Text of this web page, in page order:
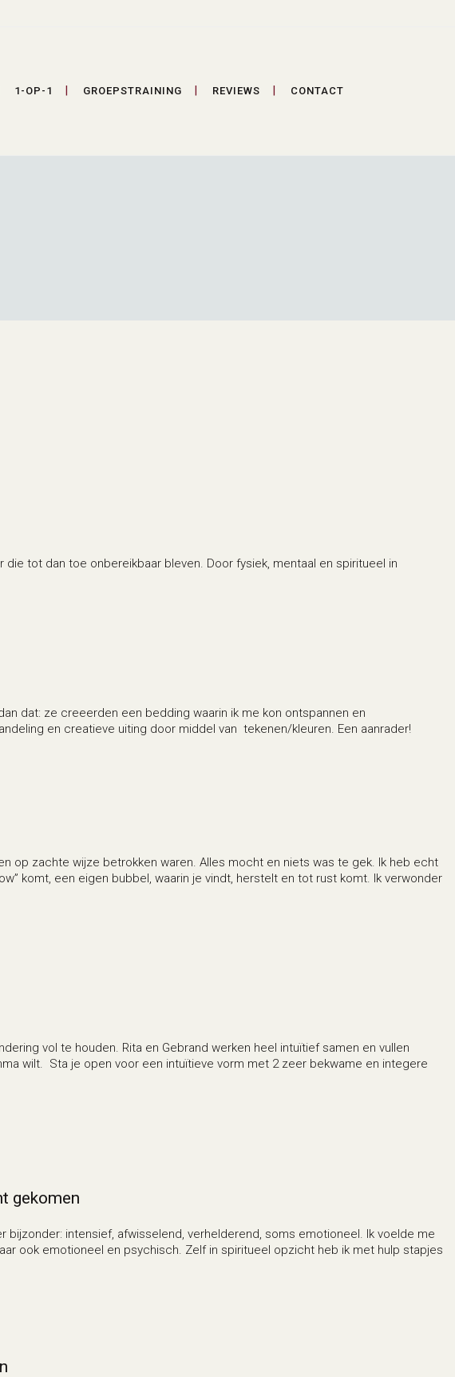
1-OP-1 GROEPSTRAINING REVIEWS CONTACT
tot dan toe onbereikbaar bleven. Door fysiek, mentaal en spiritueel in
dat: ze creeerden een bedding waarin ik me kon ontspannen en
en creatieve uiting door middel van tekenen/kleuren. Een aanrader!
op zachte wijze betrokken waren. Alles mocht en niets was te gek. Ik heb echt
komt, een eigen bubbel, waarin je vindt, herstelt en tot rust komt. Ik verwonder
vol te houden. Rita en Gebrand werken heel intuïtief samen en vullen
wilt. Sta je open voor een intuïtieve vorm met 2 zeer bekwame en integere
gekomen
intensief, afwisselend, verhelderend, soms emotioneel. Ik voelde me
ook emotioneel en psychisch. Zelf in spiritueel opzicht heb ik met hulp stapjes